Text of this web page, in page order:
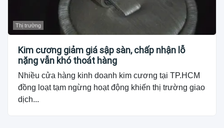
Thị trường
Kim cương giảm giá sập sàn, chấp nhận lỗ
nặng vẫn khó thoát hàng
Nhiều cửa hàng kinh doanh kim cương tại TP.HCM
đồng loạt tạm ngừng hoạt động khiến thị trường giao
dịch...